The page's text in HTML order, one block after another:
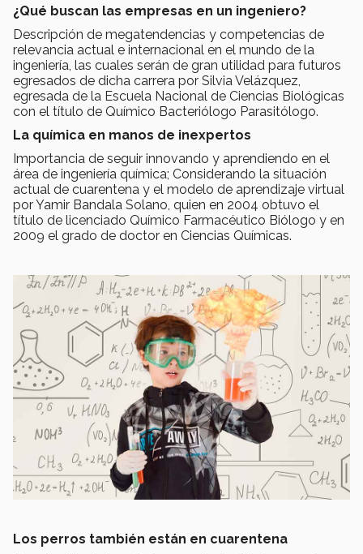
¿Qué buscan las empresas en un ingeniero?
Descripción de megatendencias y competencias de
relevancia actual e internacional en el mundo de la
ingeniería, las cuales serán de gran utilidad para futuros
egresados de dicha carrera por Silvia Velázquez,
egresada de la Escuela Nacional de Ciencias Biológicas
con el título de Químico Bacteriólogo Parasitólogo.
La química en manos de inexpertos
Importancia de seguir innovando y aprendiendo en el
área de ingeniería química; Considerando la situación
actual de cuarentena y el modelo de aprendizaje virtual
por Yamir Bandala Solano, quien en 2004 obtuvo el
título de licenciado Químico Farmacéutico Biólogo y en
2009 el grado de doctor en Ciencias Químicas.
Los perros también están en cuarentena